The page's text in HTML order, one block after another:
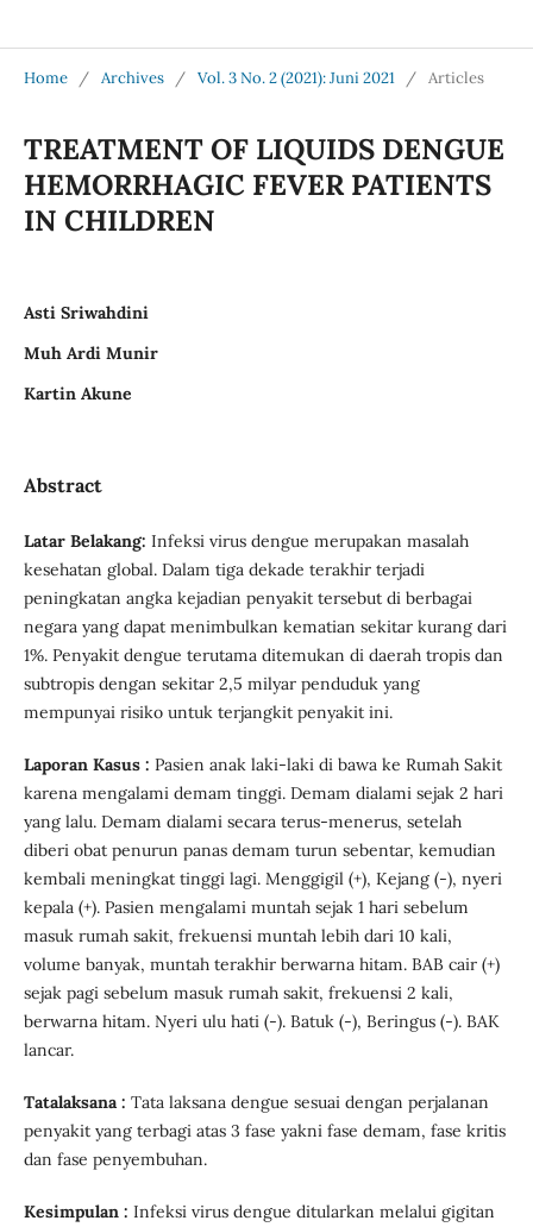
Home / Archives / Vol. 3 No. 2 (2021): Juni 2021 / Articles
TREATMENT OF LIQUIDS DENGUE
HEMORRHAGIC FEVER PATIENTS
IN CHILDREN
Asti Sriwahdini
Muh Ardi Munir
Kartin Akune
Abstract
Latar Belakang: Infeksi virus dengue merupakan masalah
kesehatan global. Dalam tiga dekade terakhir terjadi
peningkatan angka kejadian penyakit tersebut di berbagai
negara yang dapat menimbulkan kematian sekitar kurang dari
1%. Penyakit dengue terutama ditemukan di daerah tropis dan
subtropis dengan sekitar 2,5 milyar penduduk yang
mempunyai risiko untuk terjangkit penyakit ini.
Laporan Kasus : Pasien anak laki-laki di bawa ke Rumah Sakit
karena mengalami demam tinggi. Demam dialami sejak 2 hari
yang lalu. Demam dialami secara terus-menerus, setelah
diberi obat penurun panas demam turun sebentar, kemudian
kembali meningkat tinggi lagi. Menggigil (+), Kejang (-), nyeri
kepala (+). Pasien mengalami muntah sejak 1 hari sebelum
masuk rumah sakit, frekuensi muntah lebih dari 10 kali,
volume banyak, muntah terakhir berwarna hitam. BAB cair (+)
sejak pagi sebelum masuk rumah sakit, frekuensi 2 kali,
berwarna hitam. Nyeri ulu hati (-). Batuk (-), Beringus (-). BAK
lancar.
Tatalaksana : Tata laksana dengue sesuai dengan perjalanan
penyakit yang terbagi atas 3 fase yakni fase demam, fase kritis
dan fase penyembuhan.
Kesimpulan : Infeksi virus dengue ditularkan melalui gigitan